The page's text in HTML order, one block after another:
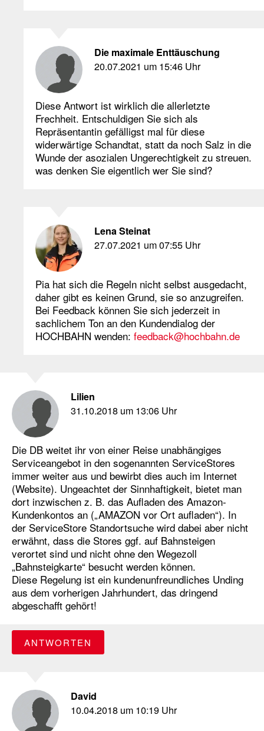
Die maximale Enttäuschung
20.07.2021 um 15:46 Uhr
Diese Antwort ist wirklich die allerletzte
Frechheit. Entschuldigen Sie sich als
Repräsentantin gefälligst mal für diese
widerwärtige Schandtat, statt da noch Salz in die
Wunde der asozialen Ungerechtigkeit zu streuen.
was denken Sie eigentlich wer Sie sind?
Lena Steinat
27.07.2021 um 07:55 Uhr
Pia hat sich die Regeln nicht selbst ausgedacht,
daher gibt es keinen Grund, sie so anzugreifen.
Bei Feedback können Sie sich jederzeit in
sachlichem Ton an den Kundendialog der
HOCHBAHN wenden: feedback@hochbahn.de
Lilien
31.10.2018 um 13:06 Uhr
Die DB weitet ihr von einer Reise unabhängiges
Serviceangebot in den sogenannten ServiceStores
immer weiter aus und bewirbt dies auch im Internet
(Website). Ungeachtet der Sinnhaftigkeit, bietet man
dort inzwischen z. B. das Aufladen des Amazon-
Kundenkontos an („AMAZON vor Ort aufladen“). In
der ServiceStore Standortsuche wird dabei aber nicht
erwähnt, dass die Stores ggf. auf Bahnsteigen
verortet sind und nicht ohne den Wegezoll
„Bahnsteigkarte“ besucht werden können.
Diese Regelung ist ein kundenunfreundliches Unding
aus dem vorherigen Jahrhundert, das dringend
abgeschafft gehört!
ANTWORTEN
David
10.04.2018 um 10:19 Uhr